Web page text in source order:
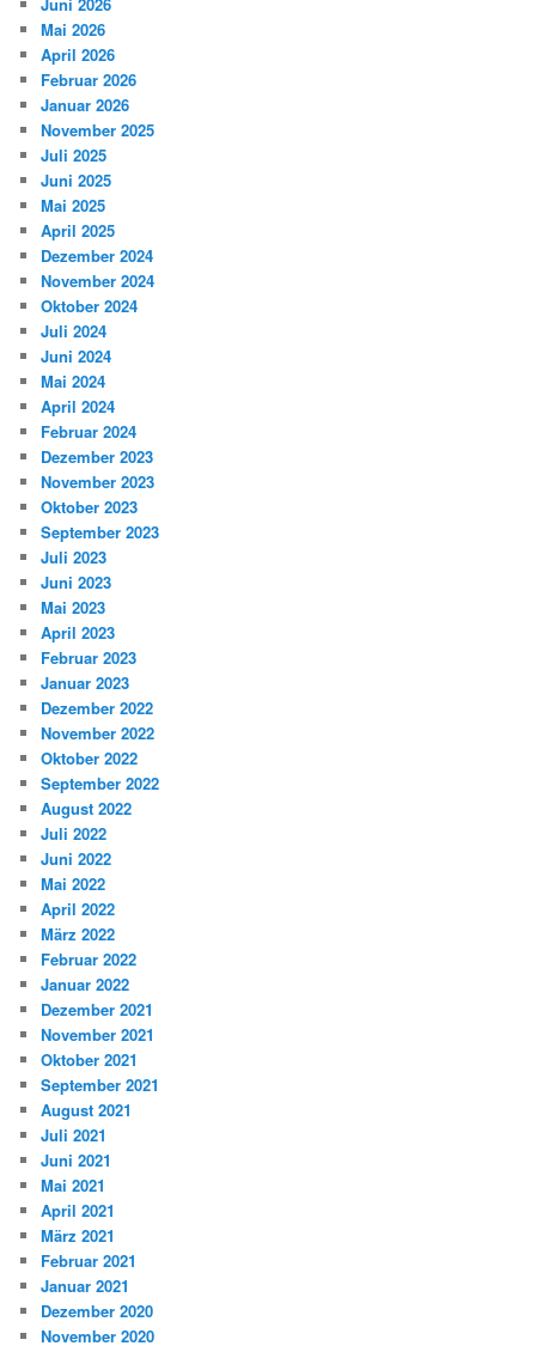
Mai 2026
April 2026
Februar 2026
Januar 2026
November 2025
Juli 2025
Juni 2025
Mai 2025
April 2025
Dezember 2024
November 2024
Oktober 2024
Juli 2024
Juni 2024
Mai 2024
April 2024
Februar 2024
Dezember 2023
November 2023
Oktober 2023
September 2023
Juli 2023
Juni 2023
Mai 2023
April 2023
Februar 2023
Januar 2023
Dezember 2022
November 2022
Oktober 2022
September 2022
August 2022
Juli 2022
Juni 2022
Mai 2022
April 2022
März 2022
Februar 2022
Januar 2022
Dezember 2021
November 2021
Oktober 2021
September 2021
August 2021
Juli 2021
Juni 2021
Mai 2021
April 2021
März 2021
Februar 2021
Januar 2021
Dezember 2020
November 2020